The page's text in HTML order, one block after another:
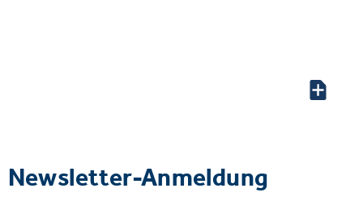
Newsletter-Anmeldung